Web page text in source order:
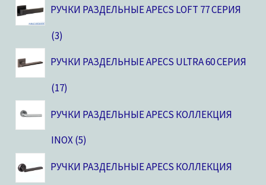
РУЧКИ РАЗДЕЛЬНЫЕ APECS LOFT 77 СЕРИЯ
3
РУЧКИ РАЗДЕЛЬНЫЕ APECS ULTRA 60 СЕРИЯ
17
РУЧКИ РАЗДЕЛЬНЫЕ APECS КОЛЛЕКЦИЯ
INOX 5
РУЧКИ РАЗДЕЛЬНЫЕ APECS КОЛЛЕКЦИЯ